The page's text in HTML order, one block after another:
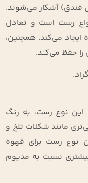
فندق) آشکار می‌شوند.
رست است و تعادل
ایجاد می‌کند. همچنین،
را حفظ می‌کند.
این نوع رست، به رنگ
مانند شکلات تلخ و
نوع رست برای قهوه
نسبت به مدیوم